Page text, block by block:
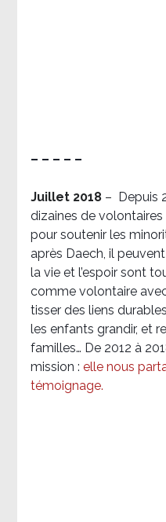
– – – – –
Juillet 2018 –
Depuis
dizaines de
pour soutenir les
après Daech, il
la vie et l’espoir sont
comme volontaire
tisser des liens
les enfants grandir, et
familles… De 2012 à
mission : elle nous
témoignage.